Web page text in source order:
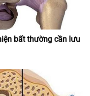
bất thường cần lưu